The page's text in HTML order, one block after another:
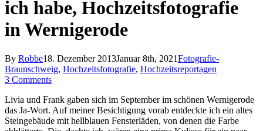
ich habe, Hochzeitsfotografie
in Wernigerode
By Robbe18. Dezember 2013Januar 8th, 2021Fotografie-
Braunschweig, Hochzeitsfotografie, Hochzeitsreportagen
3 Comments
Livia und Frank gaben sich im September im schönen Wernigerode
das Ja-Wort. Auf meiner Besichtigung vorab entdeckte ich ein altes
Steingebäude mit hellblauen Fensterläden, von denen die Farbe